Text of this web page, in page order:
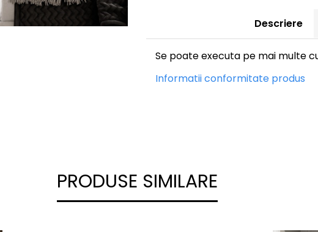
Descriere
Se poate executa pe mai multe
Informatii conformitate produs
PRODUSE SIMILARE